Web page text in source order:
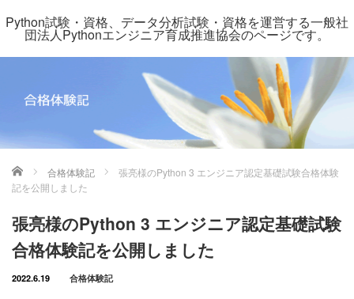
Python試験・資格、データ分析試験・資格を運営する一般社
団法人Pythonエンジニア育成推進協会のページです。
ホーム 合格体験記
張亮様のPython 3 エンジニア認定基礎試験合格体験
記を公開しました
張亮様のPython 3 エンジニア認定基礎試験
合格体験記を公開しました
2022.6.19 合格体験記